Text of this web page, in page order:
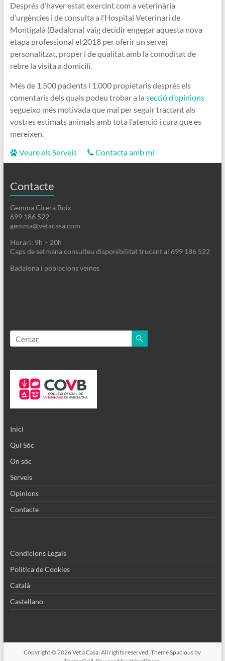
Després d’haver estat exercint com a veterinària
d’urgències i de consulta a l’Hospital Veterinari de
Montigalà (Badalona) vaig decidir engegar aquesta nova
etapa professional el 2018 per oferir un servei
personalitzat, proper i de qualitat amb la comoditat de
rebre la visita a domicili.
Més de 1.500 pacients i 1.000 propietaris després els
comentaris dels quals podeu trobar a la secció d’opinions
segueixo més motivada que mai per seguir tractant als
vostres estimats animals amb tota l’atenció i cura que es
mereixen.
Veure els Serveis
Contacta amb mi
Contacte
Gemma Cirera Boix
699 186 522
gemma@vetacasa.com
Horari: 9h – 20h
Caps de setmana consulteu disponibilitat trucant al 699 186 522
Badalona i poblacions veïnes
Inici
Qui Sóc
On sóc
Serveis
Opinions
Contacte
Condicions Legals
Política de Cookies
Català
Castellano
Copyright © 2026Vet a Casa. All rights reserved. ThemeSpacious by